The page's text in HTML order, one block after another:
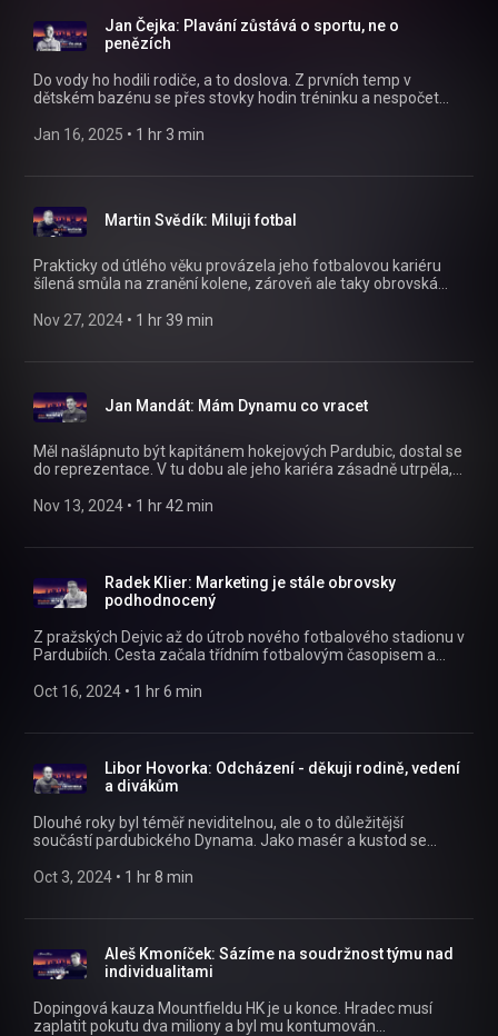
https://facebook.com/naplackupodcast/
Jan Čejka: Plavání zůstává o sportu, ne o
penězích
Do vody ho hodili rodiče, a to doslova. Z prvních temp v
dětském bazénu se přes stovky hodin tréninku a nespočet
mistrovství světa získal první zlatou medaili pro Českou
jen sní? Nejen o tom nám Na plácku vyprávěl plavec Jan
Čejka! https://instagram.com/naplackupodcast/
https://twitter.com/naplackupodcast
https://facebook.com/naplackupodcast/
Jan 16, 2025 • 1 hr 3 min
Martin Svědík: Miluji fotbal
Prakticky od útlého věku provázela jeho fotbalovou kariéru
šílená smůla na zranění kolene, zároveň ale taky obrovská
jako hráč, později jako trenér. A aktuálně patří k tomu
https://facebook.com/naplackupodcast/ 00:00 Úvod 00:41
Začátky 26:02 Fotbalista/trenér 01:08:57 Mise Slovácko
01:32:50 Jaká bude budoucnost?
Nov 27, 2024 • 1 hr 39 min
Jan Mandát: Mám Dynamu co vracet
Měl našlápnuto být kapitánem hokejových Pardubic, dostal se
do reprezentace. V tu dobu ale jeho kariéra zásadně utrpěla,
Přes ECHL se však dokázal vrátit zpět do Dynama a chce titul.
https://facebook.com/naplackupodcast/ 00:00 Úvod 00:42
Začátky v Jihlavě 33:41 Pád na dno 57:49 ECHL 01:06:55
Návrat zatraceného syna 01:17:10 Krize Dynama?
Nov 13, 2024 • 1 hr 42 min
Radek Klier: Marketing je stále obrovsky
podhodnocený
Z pražských Dejvic až do útrob nového fotbalového stadionu v
Pardubiích. Cesta začala třídním fotbalovým časopisem a
budovat marketing v klubu, který doslova prolétl všemi
https://instagram.com/naplackupodcast/
https://twitter.com/naplackupodcast
https://facebook.com/naplackupodcast/
Oct 16, 2024 • 1 hr 6 min
Libor Hovorka: Odcházení - děkuji rodině, vedení
a divákům
Dlouhé roky byl téměř neviditelnou, ale o to důležitější
součástí pardubického Dynama. Jako masér a kustod se
se po 29 letech loučí a míří do důchodu. Nejen o závěrečném
https://facebook.com/naplackupodcast/
Oct 3, 2024 • 1 hr 8 min
Aleš Kmoníček: Sázíme na soudržnost týmu nad
individualitami
Dopingová kauza Mountfieldu HK je u konce. Hradec musí
zaplatit pokutu dva miliony a byl mu kontumován